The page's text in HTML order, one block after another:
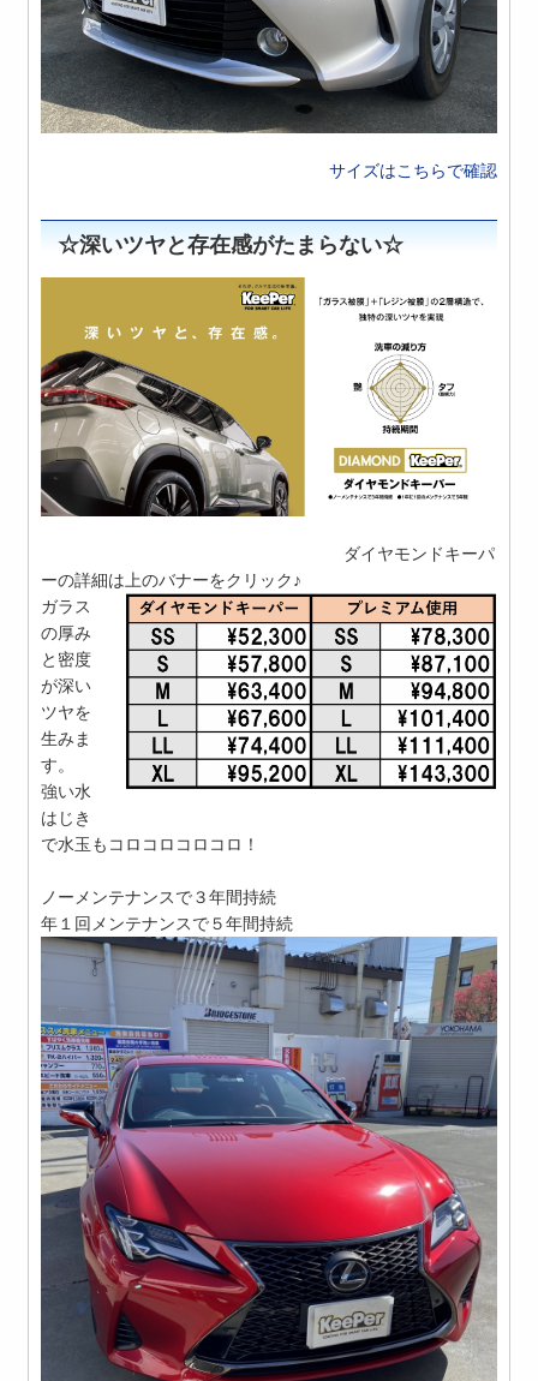
サイズはこちらで確認
☆深いツヤと存在感がたまらない☆
ダイヤモンドキーパ
ーの詳細は上のバナーをクリック♪
ガラス
の厚み
と密度
が深い
ツヤを
生みま
す。
強い水
はじき
で水玉もコロコロコロコロ！
ノーメンテナンスで３年間持続
年１回メンテナンスで５年間持続